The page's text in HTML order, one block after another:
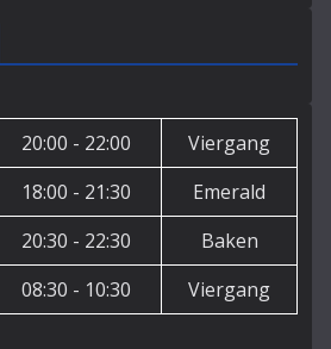
20:00 - 22:00
Viergang
18:00 - 21:30
Emerald
20:30 - 22:30
Baken
08:30 - 10:30 Viergang